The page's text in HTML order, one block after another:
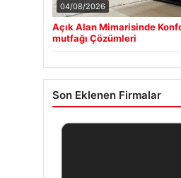
04/08/2026
Açık Alan Mimarisinde
mutfağı Çözümleri
Son Eklenen Firmalar